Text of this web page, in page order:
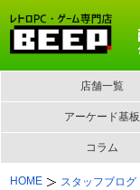
店舗一覧
アーケード基板
コラム
HOME スタッフブログ